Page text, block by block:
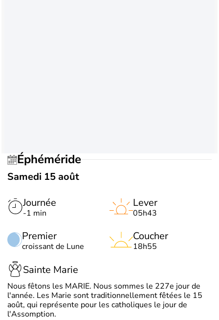
Éphéméride
Samedi 15 août
Journée
-1 min
Premier
croissant de Lune
Lever
05h43
Coucher
18h55
Sainte Marie
Nous fêtons les MARIE. Nous sommes le 227e jour de
l'année. Les Marie sont traditionnellement fêtées le 15
août, qui représente pour les catholiques le jour de
l'Assomption.